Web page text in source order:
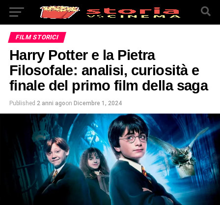
FILM STORICI
Harry Potter e la Pietra
Filosofale: analisi, curiosità e
finale del primo film della saga
Published 2 anni agoon Dicembre 1, 2024